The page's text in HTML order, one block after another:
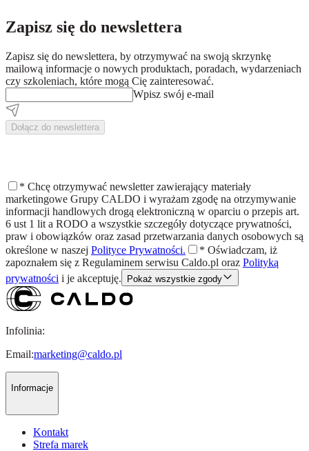
Zapisz się do newslettera
Zapisz się do newslettera, by otrzymywać na swoją skrzynkę
mailową informacje o nowych produktach, poradach, wydarzeniach
czy szkoleniach, które mogą Cię zainteresować.
Wpisz swój e-mail
Dołącz do newslettera
* Chcę otrzymywać newsletter zawierający materiały
marketingowe Grupy CALDO i wyrażam zgodę na otrzymywanie
informacji handlowych drogą elektroniczną w oparciu o przepis art.
6 ust 1 lit a RODO a wszystkie szczegóły dotyczące prywatności,
praw i obowiązków oraz zasad przetwarzania danych osobowych są
określone w naszej Polityce Prywatności. * Oświadczam, iż
zapoznałem się z Regulaminem serwisu Caldo.pl oraz Polityką
prywatności i je akceptuję. Pokaż wszystkie zgody
Infolinia:
Email:marketing@caldo.pl
Informacje
Kontakt
Strefa marek